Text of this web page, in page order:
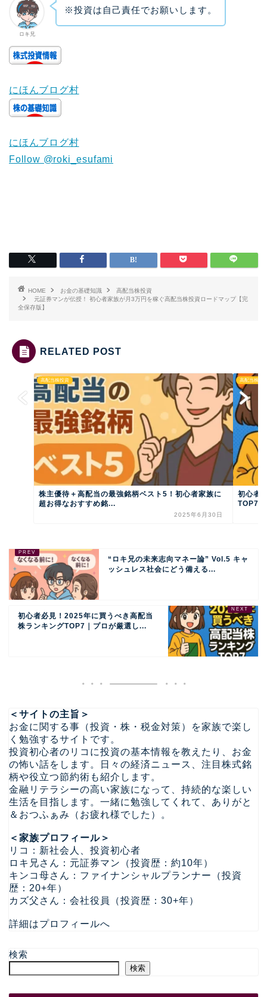
ロキ兄
※投資は自己責任でお願いします。
にほんブログ村
にほんブログ村
Follow @roki_esufami
HOME お金の基礎知識
高配当株投資
元証券マンが伝授！ 初心者家族が月3万円を稼ぐ高配当株投資ロードマップ【完
全保存版】
RELATED POST
高配当株投資
株主優待＋高配当の最強銘柄ベスト5！初心者家族に
超お得なおすすめ銘...
2025年6月30日
高配当株投
初心者
TOP7
“ロキ兄の未来志向マネー論” Vol.5 キャ
ッシュレス社会にどう備える...
初心者必見！2025年に買うべき高配当
株ランキングTOP7｜プロが厳選し...
＜サイトの主旨＞
お金に関する事（投資・株・税金対策）を家族で楽し
く勉強するサイトです。
投資初心者のリコに投資の基本情報を教えたり、お金
の怖い話をします。日々の経済ニュース、注目株式銘
柄や役立つ節約術も紹介します。
金融リテラシーの高い家族になって、持続的な楽しい
生活を目指します。一緒に勉強してくれて、ありがと
＆おつふぁみ（お疲れ様でした）。
＜家族プロフィール＞
リコ：新社会人、投資初心者
ロキ兄さん：元証券マン（投資歴：約10年）
キンコ母さん：ファイナンシャルプランナー（投資
歴：20+年）
カズ父さん：会社役員（投資歴：30+年）
詳細はプロフィールへ
検索
検索